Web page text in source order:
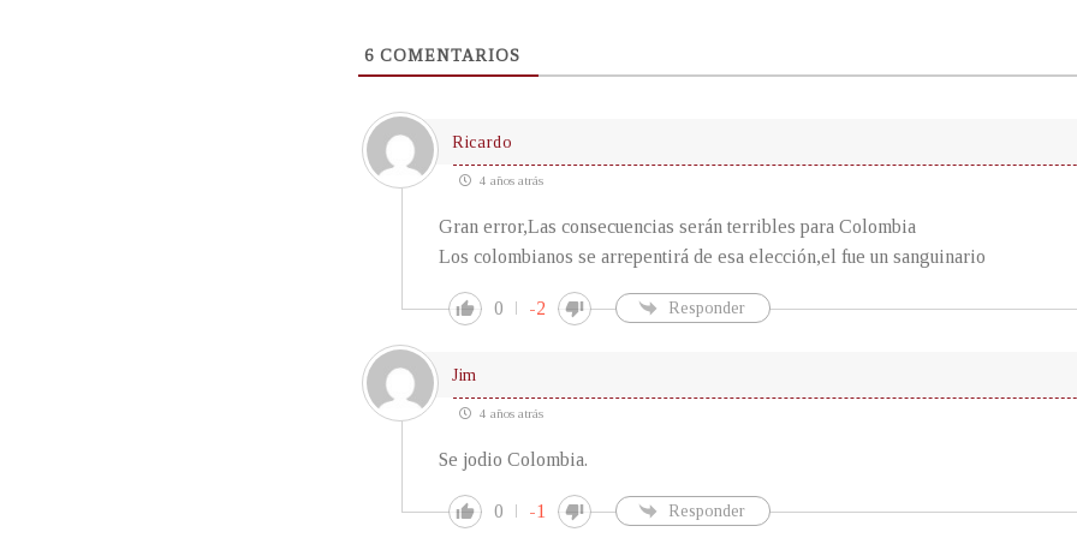
6 COMENTARIOS
Ricardo
4 años atrás
Gran error,Las consecuencias serán terribles para Colombia
Los colombianos se arrepentirá de esa elección,el fue un sanguinario
0 -2 Responder
Jim
4 años atrás
Se jodio Colombia.
0 -1 Responder